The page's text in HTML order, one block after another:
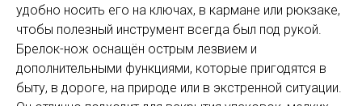
удобно носить его на ключах, в кармане или рюкзаке,
чтобы полезный инструмент всегда был под рукой.
Брелок-нож оснащён острым лезвием и
дополнительными функциями, которые пригодятся в
быту, в дороге, на природе или в экстренной ситуации.